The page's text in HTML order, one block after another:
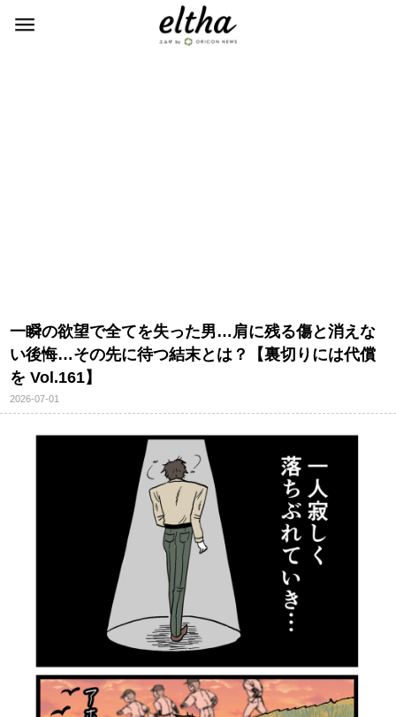
一瞬の欲望で全てを失った男…肩に残る傷と消えな
い後悔…その先に待つ結末とは？【裏切りには代償
を Vol.161】
2026-07-01